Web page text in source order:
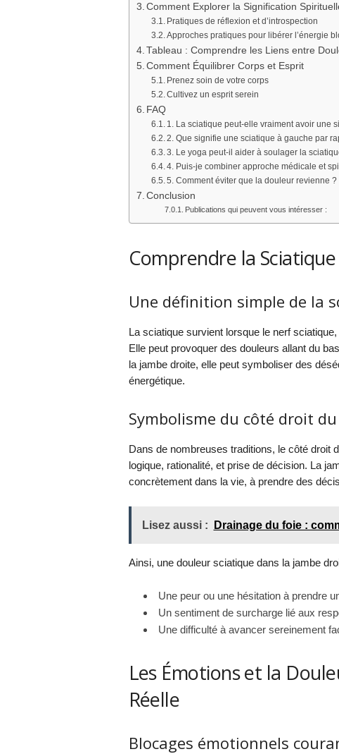
Comment Explorer la Signification
Pratiques de réflexion et d’introspection
Approches pratiques pour libérer l’énergie
Tableau : Comprendre les Liens entre
Comment Équilibrer Corps et Esprit
Prenez soin de votre corps
Cultivez un esprit serein
FAQ
1. La sciatique peut-elle vraiment avoir une
2. Que signifie une sciatique à gauche par
3. Le yoga peut-il aider à soulager la
4. Puis-je combiner approche médicale et
5. Comment éviter que la douleur revienne ?
Conclusion
Publications qui peuvent vous intéresser :
Comprendre la
Une définition simple de la
La sciatique survient lorsque le nerf
Elle peut provoquer des douleurs allant du
la jambe droite, elle peut symboliser des
énergétique.
Symbolisme du côté droit
Dans de nombreuses traditions, le côté droit
logique, rationalité, et prise de décision. La
concrètement dans la vie, à prendre des
Lisez aussi : Drainage du foie :
Ainsi, une douleur sciatique dans la jambe
Une peur ou une hésitation à prendre
Un sentiment de surcharge lié aux
Une difficulté à avancer sereinement
Les Émotions et la
Réelle
Blocages émotionnels